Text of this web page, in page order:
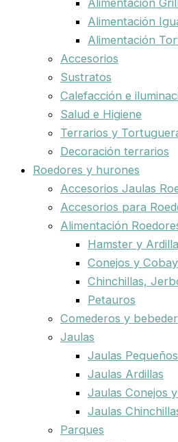
Alimentación
Alimentación
Alimentación
Accesorios
Sustratos
Calefacción e
Salud e Higiene
Terrarios y
Decoración terrarios
Roedores y hurones
Accesorios Jaulas
Accesorios para
Alimentación
Hamster y
Conejos y
Chinchillas,
Petauros
Comederos y
Jaulas
Jaulas
Jaulas Ardillas
Jaulas Conejos
Jaulas
Parques